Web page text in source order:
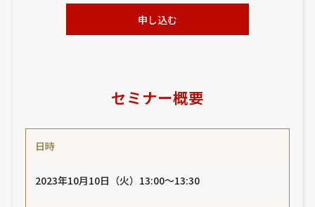
申し込む
セミナー概要
日時
2023年10月10日（火）13:00～13:30